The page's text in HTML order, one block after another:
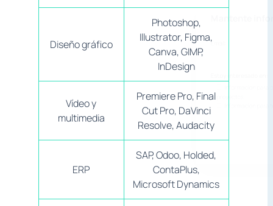
Email:
Estoy interesado en:
Información para
proyectos.
Información para
Diseño gráfico
Photoshop,
Illustrator, Figma,
Canva, GIMP,
InDesign
Vídeo y
multimedia
Premiere Pro, Final
Cut Pro, DaVinci
Resolve, Audacity
ERP
SAP, Odoo, Holded,
ContaPlus,
Microsoft Dynamics